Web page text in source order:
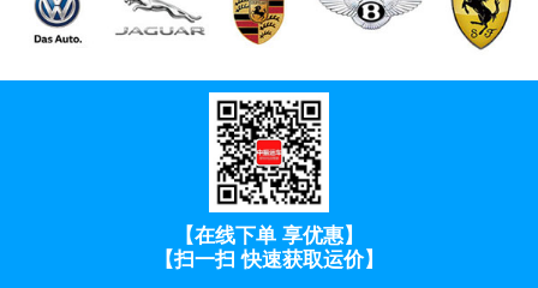
【在线下单 享优惠】
【扫一扫 快速获取运价】